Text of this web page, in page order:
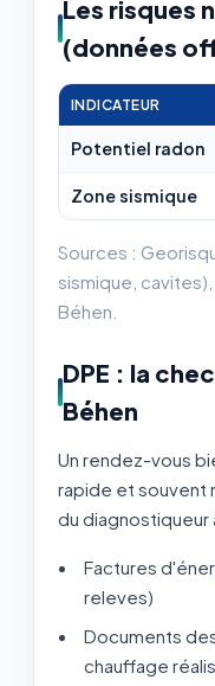
Les risques
(données
INDICATEUR
Potentiel radon
Zone sismique
Sources :
sismique,
Béhen.
DPE : la
Béhen
Un rendez-vous
rapide et souvent
du diagnostiqueur
Factures
releves)
Documents
chauffage